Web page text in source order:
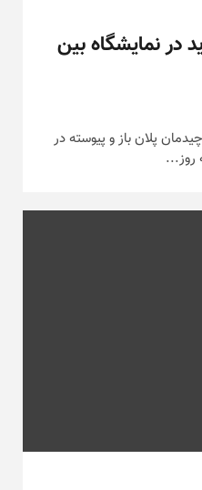
در نمایشگاه بین
پلان باز و پیوسته در
روز...